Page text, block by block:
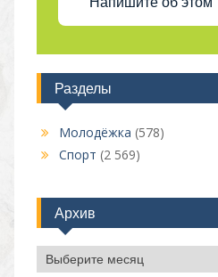
Разделы
Молодёжка (578)
Спорт (2 569)
Архив
Архив